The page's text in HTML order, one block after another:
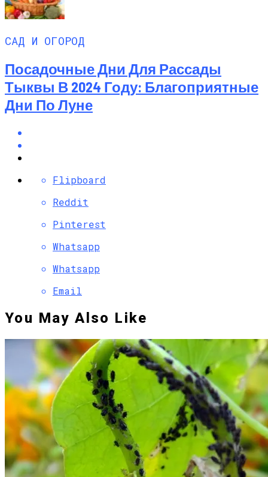
САД И ОГОРОД
Посадочные Дни Для Рассады
Тыквы В 2024 Году: Благоприятные
Дни По Луне
Flipboard
Reddit
Pinterest
Whatsapp
Whatsapp
Email
You May Also Like